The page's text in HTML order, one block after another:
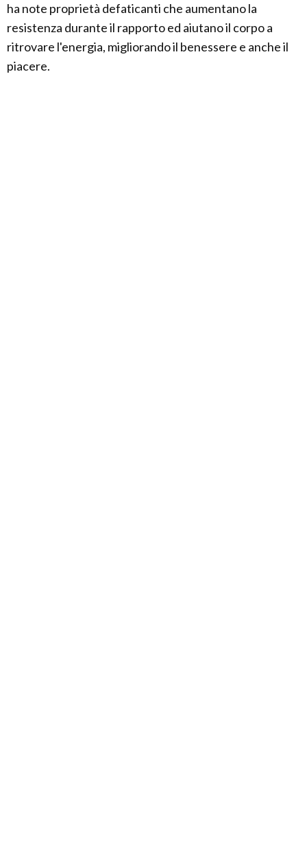
ha note proprietà defaticanti che aumentano la
resistenza durante il rapporto ed aiutano il corpo a
ritrovare l'energia, migliorando il benessere e anche il
piacere.